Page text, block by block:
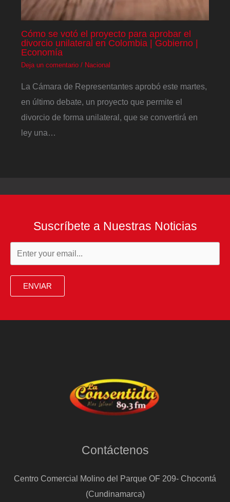
Cómo se votó el proyecto para aprobar el
divorcio unilateral en Colombia | Gobierno |
Economía
Deja un comentario / Nacional
La Cámara de Representantes aprobó este martes,
en último debate, un proyecto que permite el
divorcio de forma unilateral, que se convertirá en
ley una…
Suscríbete a Nuestras Noticias
ENVIAR
Contáctenos
Centro Comercial Molino del Parque OF 209- Chocontá
(Cundinamarca)